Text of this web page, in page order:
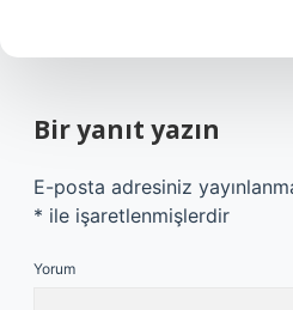
Bir yanıt yazın
E-posta adresiniz
* ile işaretlenmişlerdir
Yorum